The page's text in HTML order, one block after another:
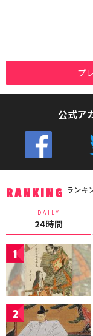
プ
公式ア
RANKING ランキ
DAILY
24時間
1
2